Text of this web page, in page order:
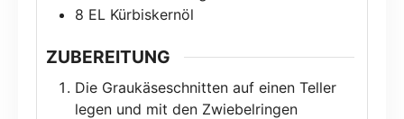
8 EL Kürbiskernöl
ZUBEREITUNG
Die Graukäseschnitten auf einen Teller
legen und mit den Zwiebelringen